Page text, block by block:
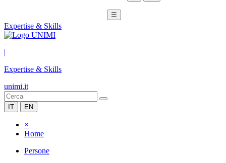
☰
Expertise & Skills
|
Expertise & Skills
unimi.it
IT EN
×
Home
Persone